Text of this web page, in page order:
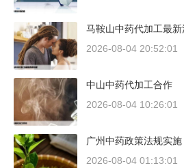
马鞍山中药代加工最
2026-08-04 20:52:01
中山中药代加工合作
2026-08-04 10:26:01
广州中药政策法规实施
2026-08-04 01:13:01